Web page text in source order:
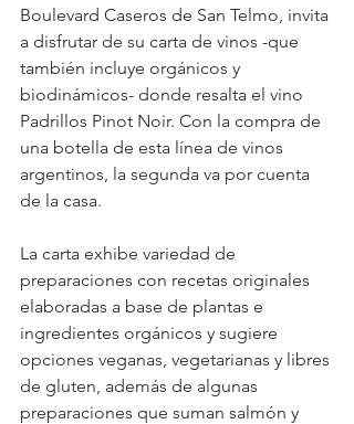
Boulevard Caseros de San Telmo, invita
a disfrutar de su carta de vinos -que
también incluye orgánicos y
biodinámicos- donde resalta el vino
Padrillos Pinot Noir. Con la compra de
una botella de esta línea de vinos
argentinos, la segunda va por cuenta
de la casa.
La carta exhibe variedad de
preparaciones con recetas originales
elaboradas a base de plantas e
ingredientes orgánicos y sugiere
opciones veganas, vegetarianas y libres
de gluten, además de algunas
preparaciones que suman salmón y